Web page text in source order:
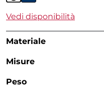
Vedi disponibilità
Materiale
Misure
Peso